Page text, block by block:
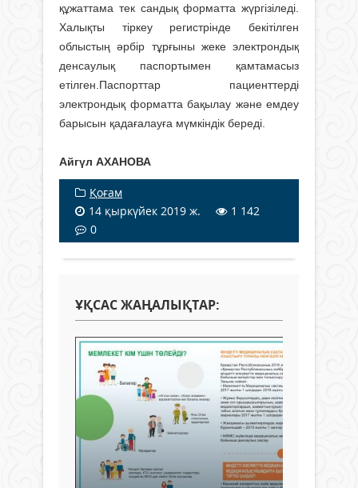
құжаттама тек сандық форматта жүргізіледі.
Халықты тіркеу регистрінде бекітілген
облыстың әрбір тұрғыны жеке электрондық
денсаулық паспортымен қамтамасыз
етілген.Паспорттар пациенттерді
электрондық форматта бақылау және емдеу
барысын қадағалауға мүмкіндік береді.
Айгүл АХАНОВА
Қоғам
14 қыркүйек 2019 ж.
1 142
0
ҰҚСАС ЖАҢАЛЫҚТАР: